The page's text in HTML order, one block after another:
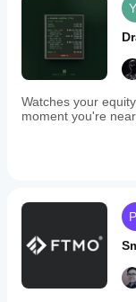
Watches your
moment you're